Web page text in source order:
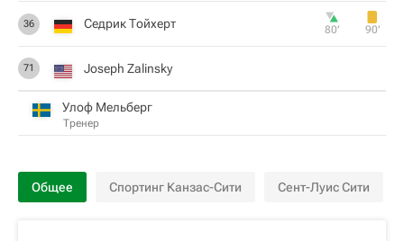
36 Седрик Тойхерт 80‎’‎ 90‎’‎
71 Joseph Zalinsky
Улоф Мельберг
Тренер
Общее Спортинг Канзас-Сити Сент-Луис Сити